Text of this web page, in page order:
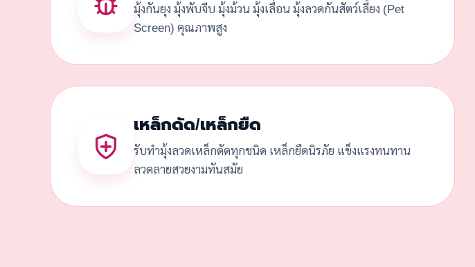
มุ้งกันยุง มุ้งพับจีบ มุ้งม้วน มุ้งเลื่อน มุ้งลวดกันสัตว์เลี้ยง (Pet
Screen) คุณภาพสูง
เหล็กดัด/เหล็กยืด
รับทำมุ้งลวดเหล็กดัดทุกชนิด เหล็กยืดนิรภัย แข็งแรงทนทาน
ลวดลายสวยงามทันสมัย